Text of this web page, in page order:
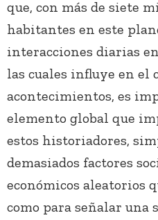
que, con más de siete
habitantes en este
interacciones diarias
las cuales influye en el
acontecimientos, es
elemento global que
estos historiadores,
demasiados factores
económicos aleatorios
como para señalar una